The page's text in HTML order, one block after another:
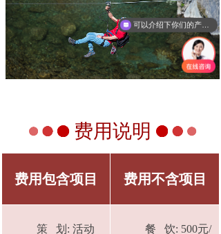
费用说明
费用包含项目 费用不含项目
策 划: 活动 餐 饮: 500元/
可以介绍下你们的产品么